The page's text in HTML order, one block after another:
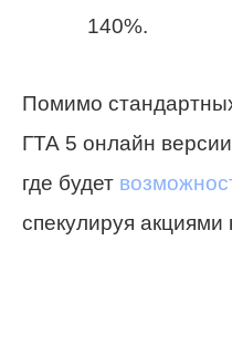
140%.
Помимо
ГТА 5 онлайн
где будет
спекулируя акциями